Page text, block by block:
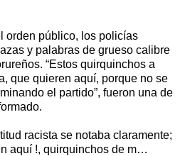
orden público, los policías
y palabras de grueso calibre
“Estos quirquinchos a
que quieren aquí, porque no se
el partido”, fueron una de
racista se notaba claramente;
aquí !, quirquinchos de m…